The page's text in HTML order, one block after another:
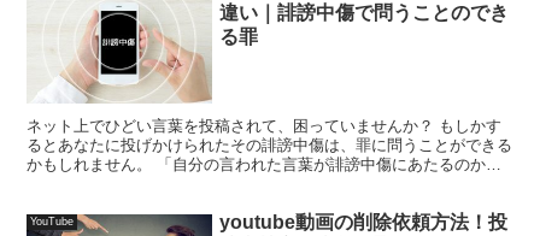
違い｜誹謗中傷で問うことのでき
る罪
ネット上でひどい言葉を投稿されて、困っていませんか？ もしかす
るとあなたに投げかけられたその誹謗中傷は、罪に問うことができる
かもしれません。 「自分の言われた言葉が誹謗中傷にあたるのか」
YouTube
youtube動画の削除依頼方法！投